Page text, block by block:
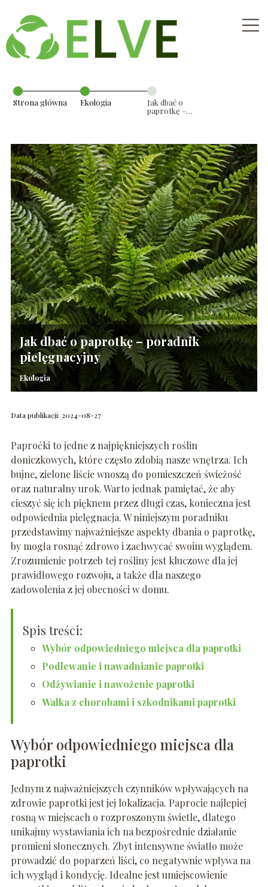
Strona główna Ekologia
Jak dbać o
paprotkę –
Jak dbać o paprotkę – poradnik
pielęgnacyjny
Ekologia
Data publikacji: 2024-08-27
Paproćki to jedne z najpiękniejszych roślin
doniczkowych, które często zdobią nasze wnętrza. Ich
bujne, zielone liście wnoszą do pomieszczeń świeżość
oraz naturalny urok. Warto jednak pamiętać, że aby
cieszyć się ich pięknem przez długi czas, konieczna jest
odpowiednia pielęgnacja. W niniejszym poradniku
przedstawimy najważniejsze aspekty dbania o paprotkę,
by mogła rosnąć zdrowo i zachwycać swoim wyglądem.
Zrozumienie potrzeb tej rośliny jest kluczowe dla jej
prawidłowego rozwoju, a także dla naszego
zadowolenia z jej obecności w domu.
Spis treści:
Wybór odpowiedniego miejsca dla paprotki
Podlewanie i nawadnianie paprotki
Odżywianie i nawożenie paprotki
Walka z chorobami i szkodnikami paprotki
Wybór odpowiedniego miejsca dla
paprotki
Jednym z najważniejszych czynników wpływających na
zdrowie paprotki jest jej lokalizacja. Paprocie najlepiej
rosną w miejscach o rozproszonym świetle, dlatego
unikajmy wystawiania ich na bezpośrednie działanie
promieni słonecznych. Zbyt intensywne światło może
prowadzić do poparzeń liści, co negatywnie wpływa na
ich wygląd i kondycję. Idealne jest umiejscowienie